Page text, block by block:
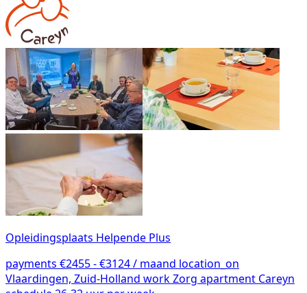
Opleidingsplaats Helpende Plus
payments €2455 - €3124 / maand location_on
Vlaardingen, Zuid-Holland workZorg apartment Careyn